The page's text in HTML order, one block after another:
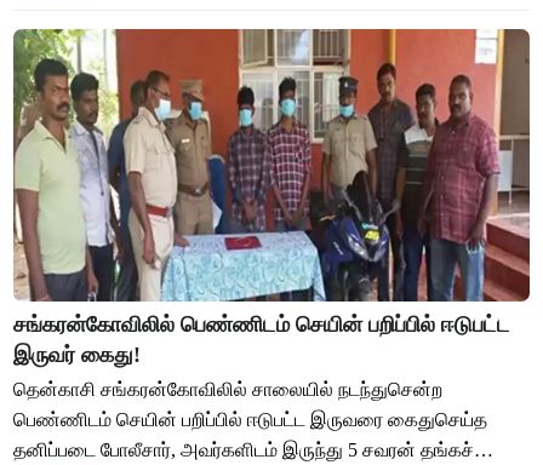
சங்கரன்கோவிலில் பெண்ணிடம் செயின் பறிப்பில் ஈடுபட்ட
இருவர் கைது!
தென்காசி சங்கரன்கோவிலில் சாலையில் நடந்துசென்ற
பெண்ணிடம் செயின் பறிப்பில் ஈடுபட்ட இருவரை கைதுசெய்த
தனிப்படை போலீசார், அவர்களிடம் இருந்து 5 சவரன் தங்கச்